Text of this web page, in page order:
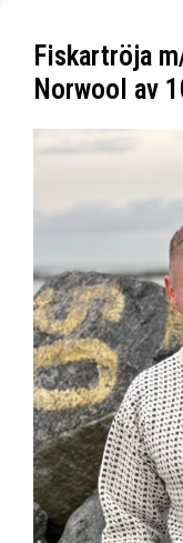
Fiskartröja
Norwool av